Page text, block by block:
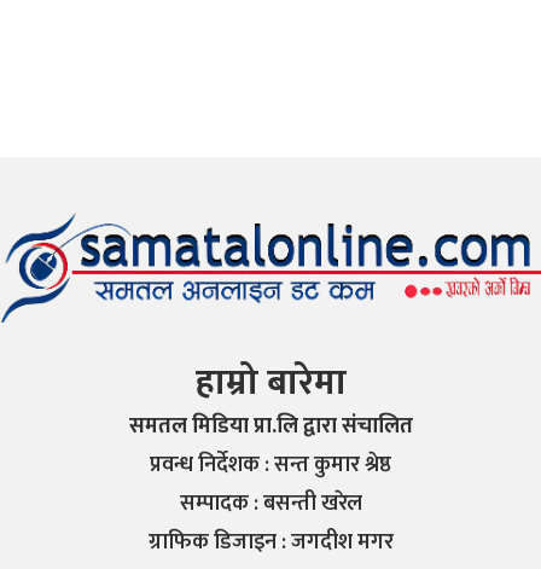
हाम्रो बारेमा
समतल मिडिया प्रा.लि द्वारा संचालित
प्रवन्ध निर्देशक : सन्त कुमार श्रेष्ठ
सम्पादक : बसन्ती खरेल
ग्राफिक डिजाइन : जगदीश मगर